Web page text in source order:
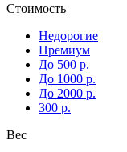
Стоимость
Недорогие
Премиум
До 500 р.
До 1000 р.
До 2000 р.
300 р.
Вес